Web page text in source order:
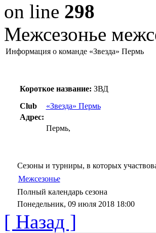
on line 298
Межсезонье
Информация о команде «Звезда» Пермь
Короткое название: ЗВД
Club
«Звезда» Пермь
Адрес:
Пермь,
Сезоны и турниры, в которых
Межсезонье
Полный календарь сезона
Понедельник, 09 июля 2018 18:00
[ Назад ]